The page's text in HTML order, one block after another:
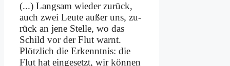
(...) Lang­sam wie­der zu­rück,
auch zwei Leu­te au­ßer uns, zu­
rück an je­ne Stel­le, wo das
Schild vor der Flut warnt.
Plötz­lich die Er­kennt­nis: die
Flut hat ein­ge­setzt, wir kön­nen